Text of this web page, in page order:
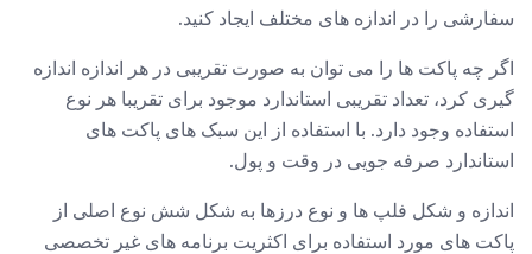
سفارشی را در اندازه های مختلف ایجاد کنید.
اگر چه پاکت ها را می توان به صورت تقریبی در هر اندازه اندازه
گیری کرد، تعداد تقریبی استاندارد موجود برای تقریبا هر نوع
استفاده وجود دارد. با استفاده از این سبک های پاکت های
استاندارد صرفه جویی در وقت و پول.
اندازه و شکل فلپ ها و نوع درزها به شکل شش نوع اصلی از
پاکت های مورد استفاده برای اکثریت برنامه های غیر تخصصی